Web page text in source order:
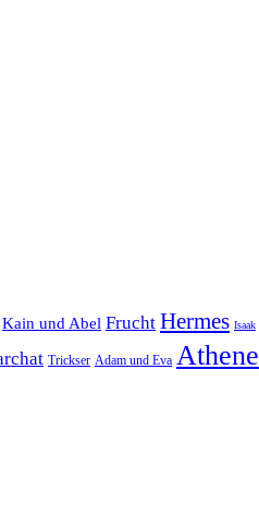
Kain und Abel Frucht Hermes Isaak
Trickser Adam und Eva Athene